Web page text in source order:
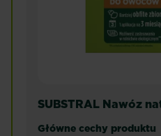
SUBSTRAL Nawóz
Główne cechy produktu